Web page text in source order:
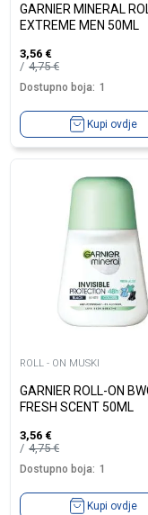
GARNIER MINERAL
EXTREME MEN 50ML
3,56 €
4,75€
Dostupno boja: 1
Kupi ovdje
ROLL - ON MUSKI
GARNIER ROLL-ON
FRESH SCENT 50ML
3,56 €
4,75€
Dostupno boja: 1
Kupi ovdje